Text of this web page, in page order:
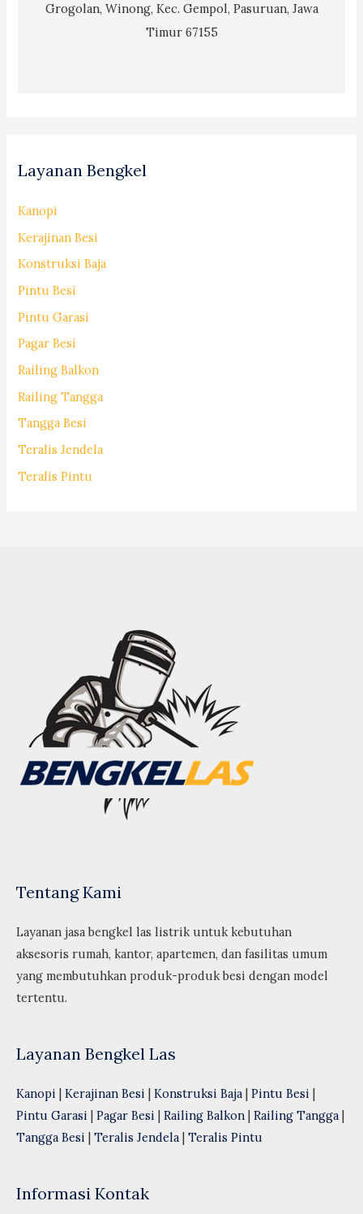
Grogolan, Winong, Kec. Gempol, Pasuruan, Jawa
Timur 67155
Layanan Bengkel
Kanopi
Kerajinan Besi
Konstruksi Baja
Pintu Besi
Pintu Garasi
Pagar Besi
Railing Balkon
Railing Tangga
Tangga Besi
Teralis Jendela
Teralis Pintu
Tentang Kami
Layanan jasa bengkel las listrik untuk kebutuhan
aksesoris rumah, kantor, apartemen, dan fasilitas umum
yang membutuhkan produk-produk besi dengan model
tertentu.
Layanan Bengkel Las
Kanopi Kerajinan Besi Konstruksi Baja Pintu Besi
Pintu Garasi
Pagar Besi Railing Balkon Railing Tangga
Tangga Besi
Teralis Jendela Teralis Pintu
Informasi Kontak